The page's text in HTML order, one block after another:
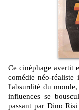
Ce cinéphage avertit est désaltéré depuis son plus jeune âge, à la
comédie néo-
l'absurdité du
influences se
passant par Dino